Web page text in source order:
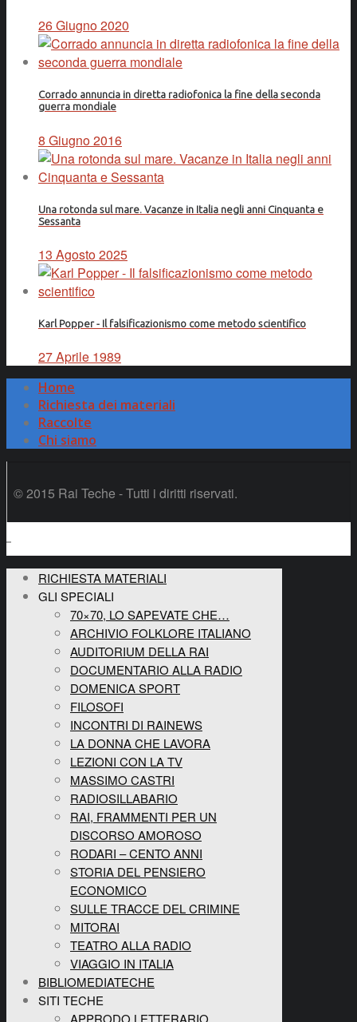
26 Giugno 2020
Corrado annuncia in diretta radiofonica la fine della seconda
guerra mondiale
8 Giugno 2016
Una rotonda sul mare. Vacanze in Italia negli anni Cinquanta e
Sessanta
13 Agosto 2025
Karl Popper - Il falsificazionismo come metodo scientifico
27 Aprile 1989
Home
Richiesta dei materiali
Raccolte
Chi siamo
© 2015 Rai Teche - Tutti i diritti riservati.
RICHIESTA MATERIALI
GLI SPECIALI
70×70, LO SAPEVATE CHE…
ARCHIVIO FOLKLORE ITALIANO
AUDITORIUM DELLA RAI
DOCUMENTARIO ALLA RADIO
DOMENICA SPORT
FILOSOFI
INCONTRI DI RAINEWS
LA DONNA CHE LAVORA
LEZIONI CON LA TV
MASSIMO CASTRI
RADIOSILLABARIO
RAI, FRAMMENTI PER UN
DISCORSO AMOROSO
RODARI – CENTO ANNI
STORIA DEL PENSIERO
ECONOMICO
SULLE TRACCE DEL CRIMINE
MITORAI
TEATRO ALLA RADIO
VIAGGIO IN ITALIA
BIBLIOMEDIATECHE
SITI TECHE
APPRODO LETTERARIO